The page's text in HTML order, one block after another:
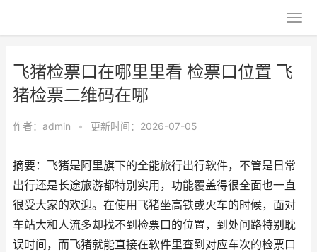
飞猪检票口在哪里里看 检票口位置 飞
猪检票二维码在哪
作者： admin • 更新时间：2026-07-05
摘要：飞猪是阿里旗下的全能旅行出行软件，不管是日常
出行还是长途旅游都特别实用，功能覆盖得很全面也一直
很受大家的欢迎。在使用飞猪坐高铁或火车的时候，面对
车站大和人流多却找不到检票口的位置，到处问路特别耽
误时间，而飞猪就能直接在软件里查到对应车次的检票口